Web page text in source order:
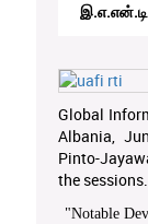
Global
Albania,
Pinto-
the sessions.
"Notable